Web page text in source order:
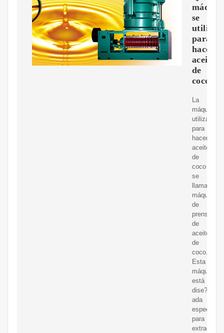
se
utiliza
para
hacer
aceite
de
coco?
La
máquina
utilizada
para
hacer
aceite
de
coco
se
llama
máquina
de
prensa
de
aceite
de
coco.
Esta
máquina
está
dise?
ada
para
extraer